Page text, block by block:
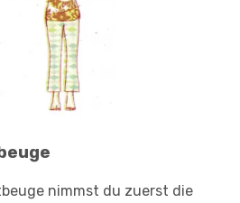
nimmst du zuerst die